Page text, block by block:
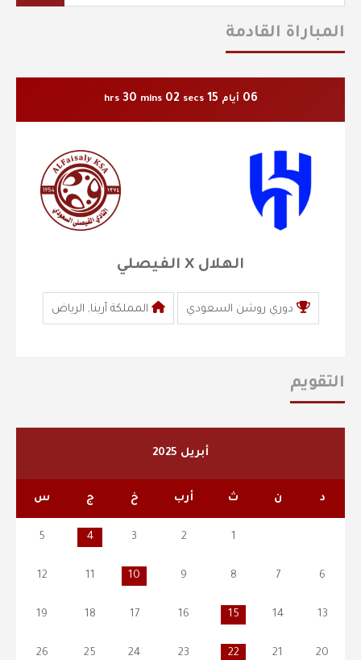
المباراة القادمة
06 أيام 15
hrs 30 mins 01 secs
الهلال X الفيصلي
دوري روشن السعودي المملكة أرينا, الرياض
التقويم
أبريل 2025
د ن ث أرب خ ج س
1
2
3
4
5
6
7
8
9
10
11
12
13
14
15
16
17
18
19
20
21
22
23
24
25
26